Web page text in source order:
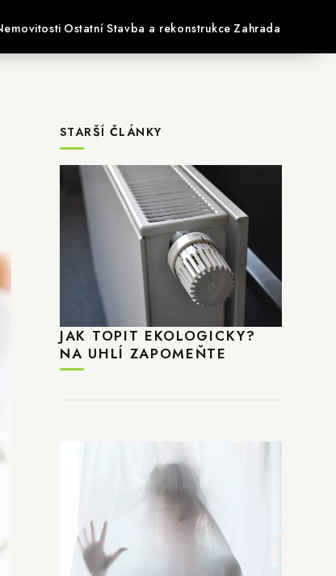
Ostatní Stavba a rekonstrukce Zahrada
STARŠÍ ČLÁNKY
JAK TOPIT EKOLOGICKY?
NA UHLÍ ZAPOMEŇTE